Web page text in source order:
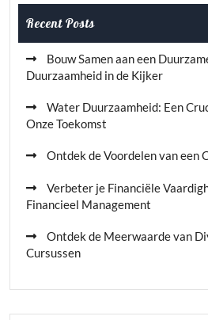
Recent Posts
Bouw Samen aan een
Duurzaamheid in de Kijker
Water Duurzaamheid: Een
Onze Toekomst
Ontdek de Voordelen van een
Verbeter je Financiële
Financieel Management
Ontdek de Meerwaarde van
Cursussen